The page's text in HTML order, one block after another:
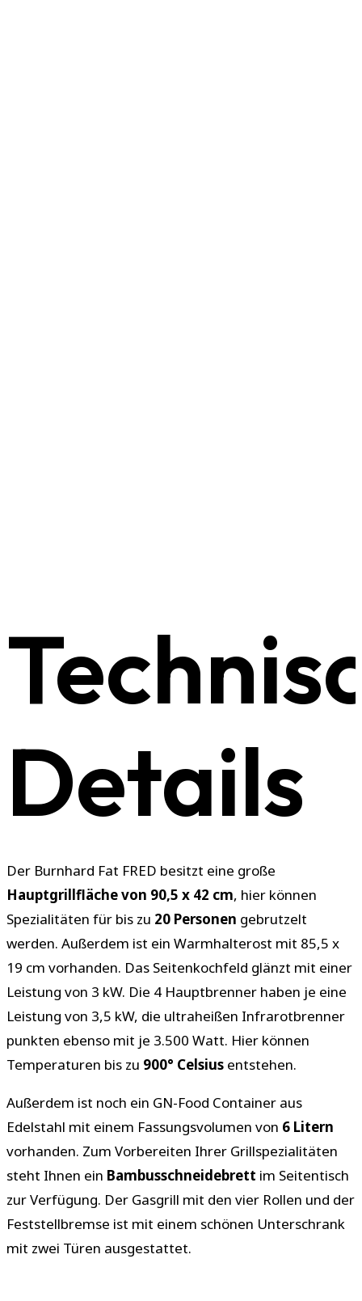
Details
Der Burnhard Fat FRED besitzt eine große
Hauptgrillfläche von 90,5 x 42 cm, hier können
Spezialitäten für bis zu 20 Personen gebrutzelt
werden. Außerdem ist ein Warmhalterost mit 85,5 x
19 cm vorhanden. Das Seitenkochfeld glänzt mit einer
Leistung von 3 kW. Die 4 Hauptbrenner haben je eine
Leistung von 3,5 kW, die ultraheißen Infrarotbrenner
punkten ebenso mit je 3.500 Watt. Hier können
Temperaturen bis zu 900° Celsius entstehen.
Außerdem ist noch ein GN-Food Container aus
Edelstahl mit einem Fassungsvolumen von 6 Litern
vorhanden. Zum Vorbereiten Ihrer Grillspezialitäten
steht Ihnen ein Bambusschneidebrett im Seitentisch
zur Verfügung. Der Gasgrill mit den vier Rollen und der
Feststellbremse ist mit einem schönen Unterschrank
mit zwei Türen ausgestattet.